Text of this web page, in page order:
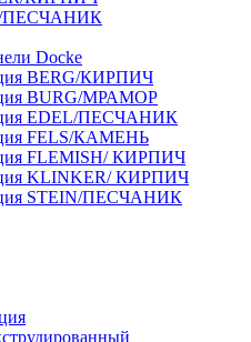
ПЕСЧАНИК
Docke
BERG/КИРПИЧ
BURG/МРАМОР
EDEL/ПЕСЧАНИК
FELS/КАМЕНЬ
FLEMISH/ КИРПИЧ
KLINKER/ КИРПИЧ
STEIN/ПЕСЧАНИК